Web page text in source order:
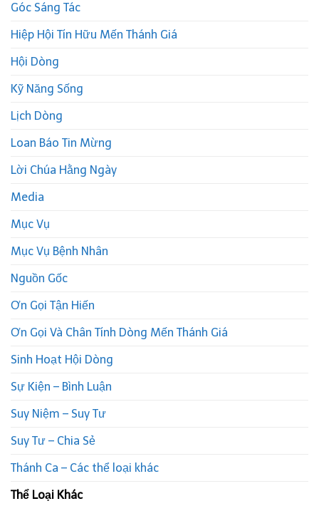
Góc Sáng Tác
Hiệp Hội Tín Hữu Mến Thánh Giá
Hội Dòng
Kỹ Năng Sống
Lịch Dòng
Loan Báo Tin Mừng
Lời Chúa Hằng Ngày
Media
Mục Vụ
Mục Vụ Bệnh Nhân
Nguồn Gốc
Ơn Gọi Tận Hiến
Ơn Gọi Và Chân Tính Dòng Mến Thánh Giá
Sinh Hoạt Hội Dòng
Sự Kiện – Bình Luận
Suy Niệm – Suy Tư
Suy Tư – Chia Sẻ
Thánh Ca – Các thể loại khác
Thể Loại Khác